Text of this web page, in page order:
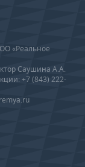
«Реальное
Саушина А.А.
+7 (843) 222-